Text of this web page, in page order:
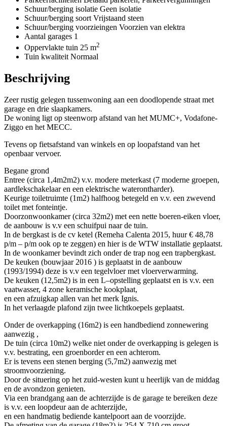
Schuur/berging isolatie Geen isolatie
Schuur/berging soort Vrijstaand steen
Schuur/berging voorzieingen Voorzien van elektra
Aantal garages 1
Oppervlakte tuin 25 m2
Tuin kwaliteit Normaal
Beschrijving
Zeer rustig gelegen tussenwoning aan een doodlopende straat met
garage en drie slaapkamers.
De woning ligt op steenworp afstand van het MUMC+, Vodafone-
Ziggo en het MECC.
Tevens op fietsafstand van winkels en op loopafstand van het
openbaar vervoer.
Begane grond
Entree (circa 1,4m2m2) v.v. modere meterkast (7 moderne groepen,
aardlekschakelaar en een elektrische waterontharder).
Keurige toiletruimte (1m2) halfhoog betegeld en v.v. een zwevend
toilet met fonteintje.
Doorzonwoonkamer (circa 32m2) met een nette boeren-eiken vloer,
de aanbouw is v.v een schuifpui naar de tuin.
In de bergkast is de cv ketel (Remeha Calenta 2015, huur € 48,78
p/m – p/m ook op te zeggen) en hier is de WTW installatie geplaatst.
In de woonkamer bevindt zich onder de trap nog een trapbergkast.
De keuken (bouwjaar 2016 ) is geplaatst in de aanbouw
(1993/1994) deze is v.v een tegelvloer met vloerverwarming.
De keuken (12,5m2) is in een L–opstelling geplaatst en is v.v. een
vaatwasser, 4 zone keramische kookplaat,
en een afzuigkap allen van het merk Ignis.
In het verlaagde plafond zijn twee lichtkoepels geplaatst.
Onder de overkapping (16m2) is een handbediend zonnewering
aanwezig ,
De tuin (circa 10m2) welke niet onder de overkapping is gelegen is
v.v. bestrating, een groenborder en een achterom.
Er is tevens een stenen berging (5,7m2) aanwezig met
stroomvoorziening.
Door de situering op het zuid-westen kunt u heerlijk van de middag
en de avondzon genieten.
Via een brandgang aan de achterzijde is de garage te bereiken deze
is v.v. een loopdeur aan de achterzijde,
en een handmatig bediende kantelpoort aan de voorzijde.